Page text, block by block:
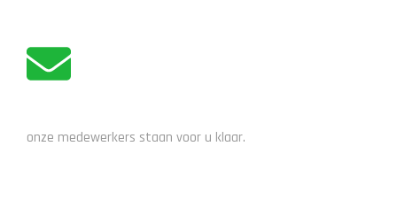
onze medewerkers staan voor u klaar.